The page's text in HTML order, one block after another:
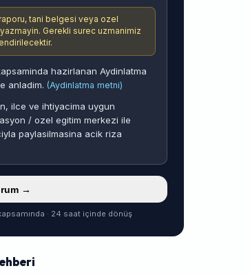
tani belgesi veya ozel
Gerekli surec uzmanimiz
hazirlanan Aydinlatma
anladim. (Aydinlatma metni)
ilce ve ihtiyacima uygun
/ ozel egitim merkezi ile
paylasilmasina acik riza
→
· 24 saat içinde dönüş